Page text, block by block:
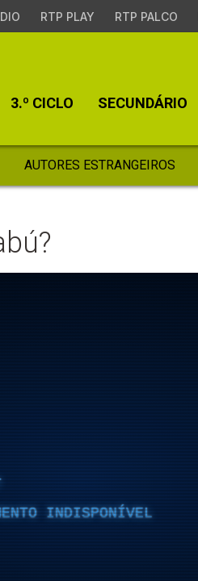
RTP PLAY RTP PALCO
3.º CICLO SECUNDÁRIO
AUTORES ESTRANGEIROS
INDISPONÍVEL